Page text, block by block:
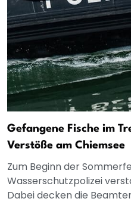
Gefangene Fische im
Verstöße am Chiemsee
Zum Beginn der
Wasserschutzpolizei
Dabei decken die